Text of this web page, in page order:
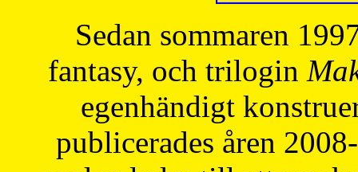
Sedan sommaren
fantasy, och trilogin
egenhändigt
publicerades åren